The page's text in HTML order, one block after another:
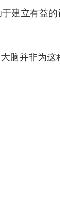
建立有益的
脑并非为这